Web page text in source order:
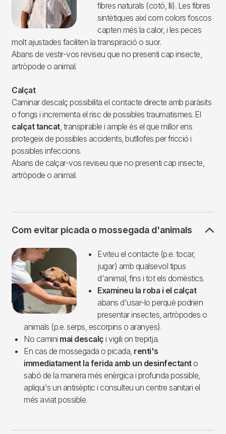
fibres naturals (cotó, lli). Les fibres
sintètiques així com colors foscos
capten més la calor, i les peces
molt ajustades faciliten la transpiració o suor.
Abans de vestir-vos reviseu que no presenti cap insecte,
artròpode o animal.
Calçat
Caminar descalç possibilita el contacte directe amb paràsits
o fongs i incrementa el risc de possibles traumatismes. El
calçat tancat, transpirable i ample és el que millor ens
protegeix de possibles accidents, butllofes per fricció i
possibles infeccions.
Abans de calçar-vos reviseu que no presenti cap insecte,
artròpode o animal.
Com evitar picada o mossegada d'animals
Imagen
Eviteu el contacte (p.e. tocar,
jugar) amb qualsevol tipus
d'animal, fins i tot els domèstics.
Examineu la roba i el calçat
abans d'usar-lo perquè podrien
presentar insectes, artròpodes o
animals (p.e. serps, escorpins o aranyes).
No camini mai descalç i vigili on trepitja.
En cas de mossegada o picada, renti's
immediatament la ferida amb un desinfectanto
sabó de la manera més enèrgica i profunda possible,
apliqui's un antisèptic i consulteu un centre sanitari el
més aviat possible.